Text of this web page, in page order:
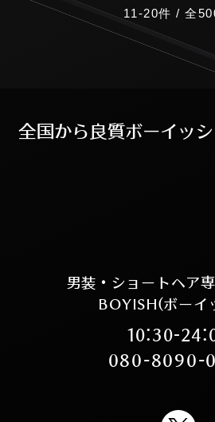
11-20件 / 全
全 国から 良質ボーイ ッ シ
男装・ショートヘア
BOYISH(ボーイ
10:30-
080-8090-